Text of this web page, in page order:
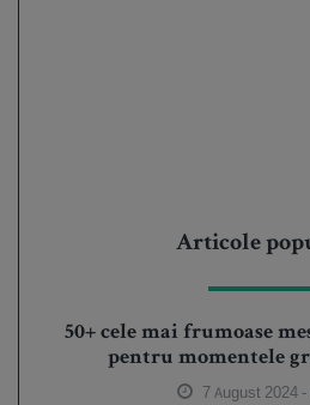
Articole
50+ cele mai frumoase
pentru momentele
7 August 2024 -